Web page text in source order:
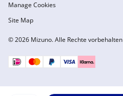
© 2026 Mizuno. Alle Rechte vorbehalten
Manage Cookies
Site Map